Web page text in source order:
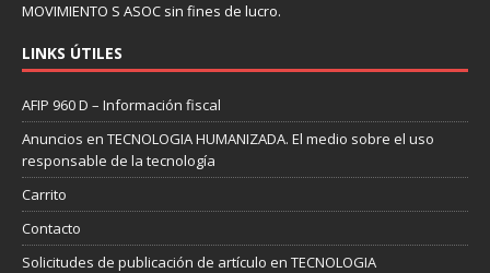
MOVIMIENTO S ASOC sin fines de lucro.
LINKS ÚTILES
AFIP 960 D – Información fiscal
Anuncios en TECNOLOGIA HUMANIZADA. El medio sobre el uso
responsable de la tecnología
Carrito
Contacto
Solicitudes de publicación de artículo en TECNOLOGIA